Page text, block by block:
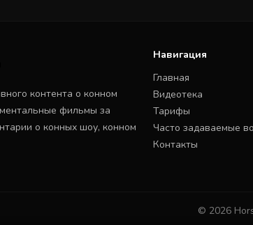
контента о конном
фильмы за
о конных шоу, конном
Навигация
Главная
Видеотека
Тарифы
Часто задаваемые
Контакты
© 2026